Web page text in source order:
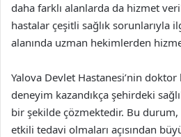
daha farklı alanlarda da hizmet
hastalar çeşitli sağlık sorunlarıyla
alanında uzman hekimlerden
Yalova Devlet Hastanesi’nin
deneyim kazandıkça şehirdeki
bir şekilde çözmektedir. Bu durum,
etkili tedavi olmaları açısından